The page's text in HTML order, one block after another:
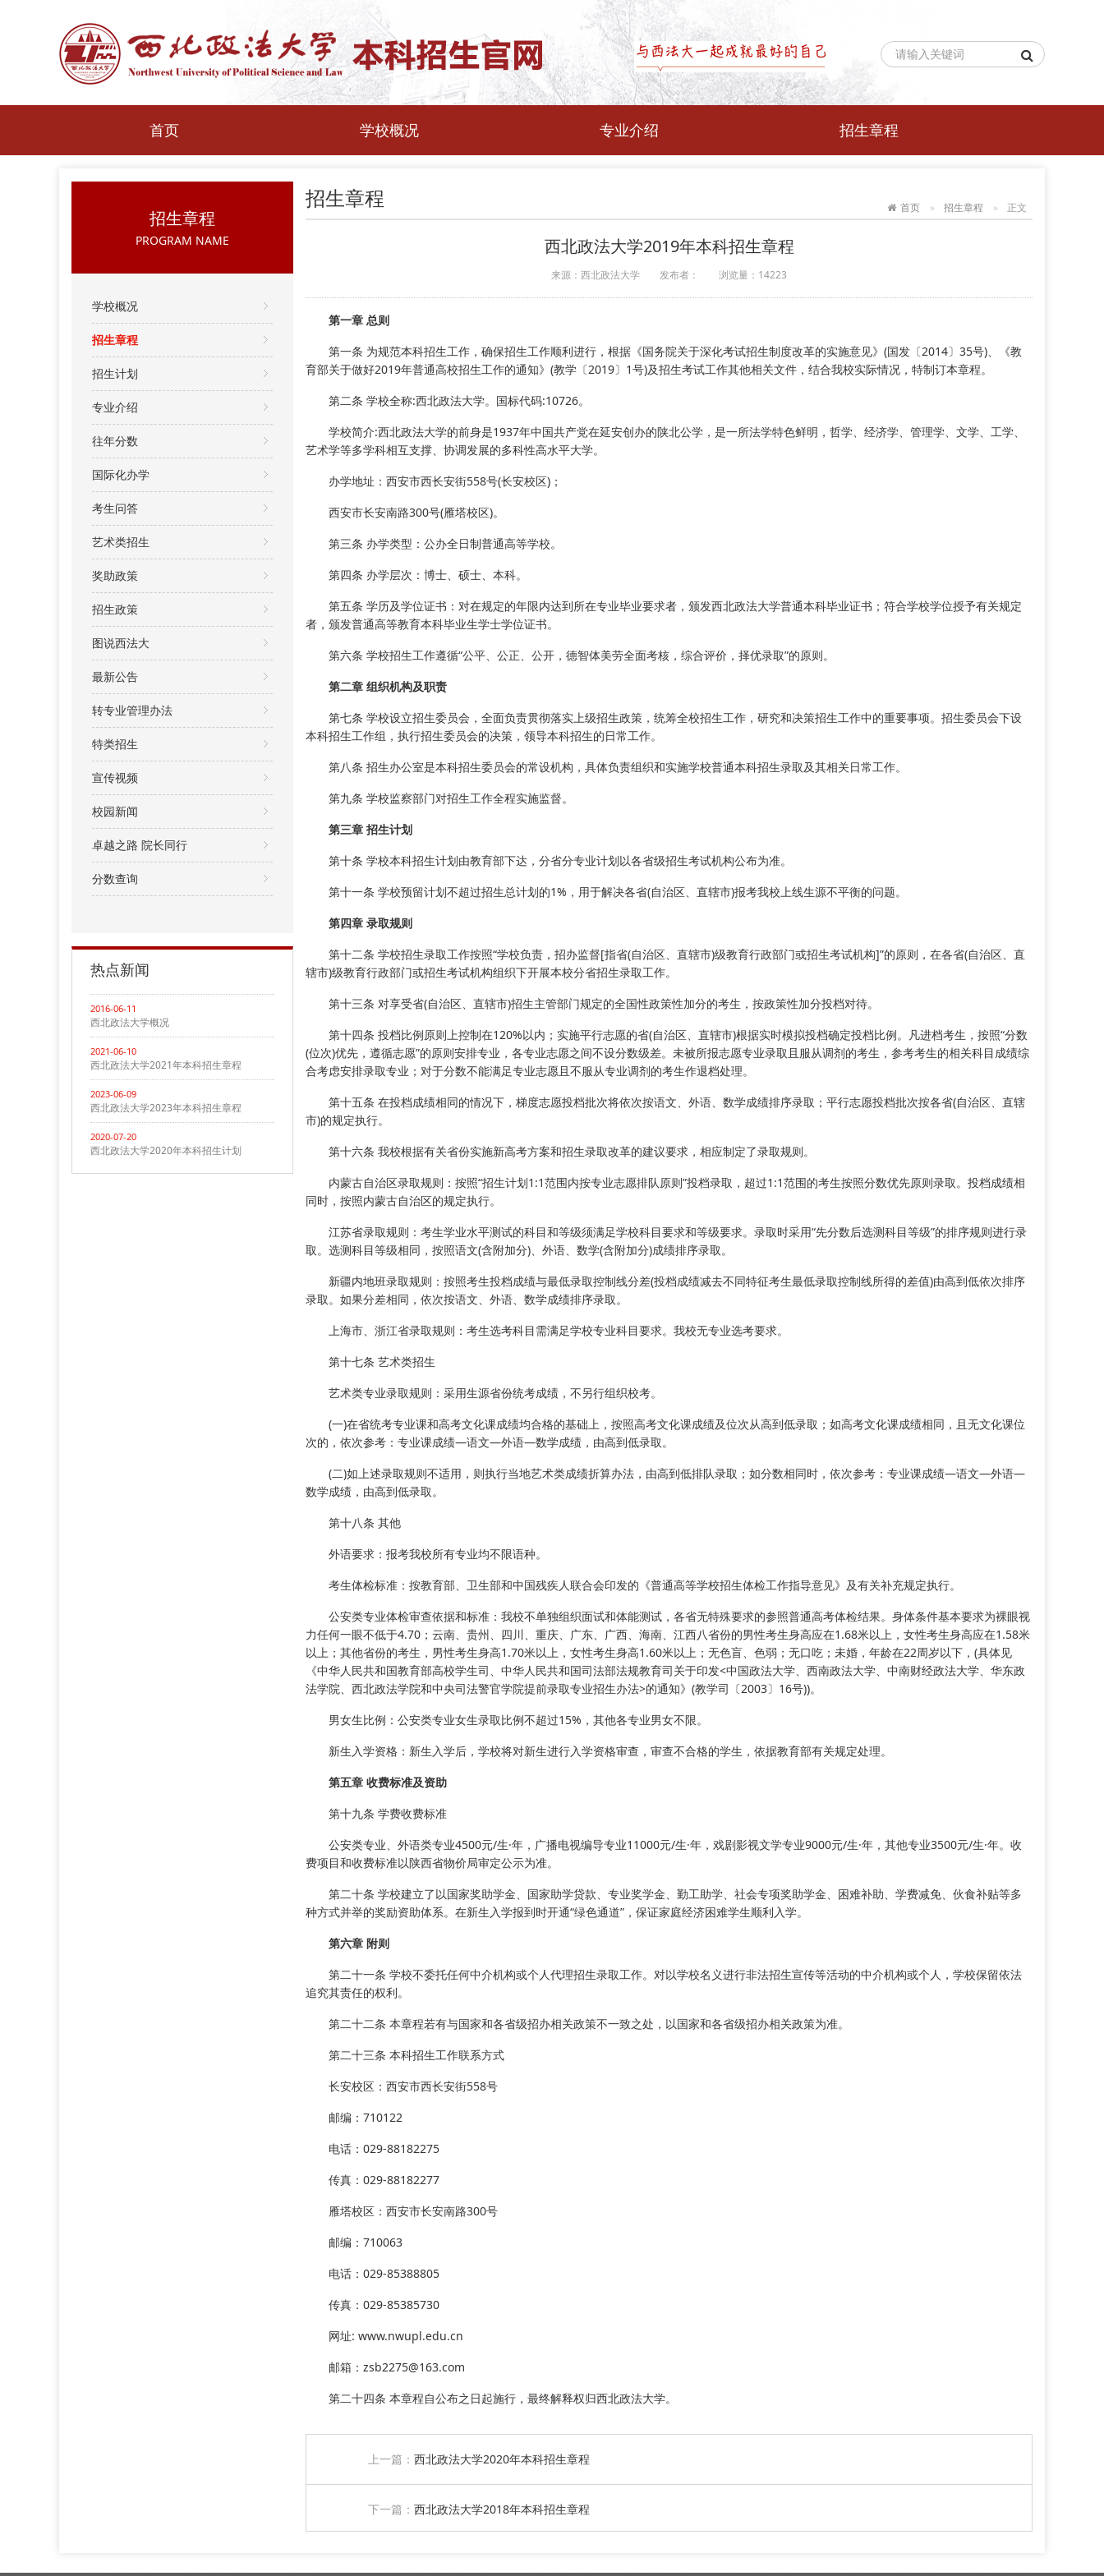
首页 学校概况 专业介绍 招生章程
招生章程
PROGRAM NAME
学校概况
招生章程
招生计划
专业介绍
往年分数
国际化办学
考生问答
艺术类招生
奖助政策
招生政策
图说西法大
最新公告
转专业管理办法
特类招生
宣传视频
校园新闻
卓越之路 院长同行
分数查询
热点新闻
2016-06-11
西北政法大学概况
2021-06-10
西北政法大学2021年本科招生章程
2023-06-09
西北政法大学2023年本科招生章程
2020-07-20
西北政法大学2020年本科招生计划
首页 招生章程 正文
招生章程
西北政法大学2019年本科招生章程
来源：西北政法大学 发布者： 浏览量： 14223
第一章 总则
第一条 为规范本科招生工作，确保招生工作顺利进行，根据《国务院关于深化考试招生制度改革的实施意见》(国发〔2014〕35号)、《教
育部关于做好2019年普通高校招生工作的通知》(教学〔2019〕1号)及招生考试工作其他相关文件，结合我校实际情况，特制订本章程。
第二条 学校全称:西北政法大学。国标代码:10726。
学校简介:西北政法大学的前身是1937年中国共产党在延安创办的陕北公学，是一所法学特色鲜明，哲学、经济学、管理学、文学、工学、
艺术学等多学科相互支撑、协调发展的多科性高水平大学。
办学地址：西安市西长安街558号(长安校区)；
西安市长安南路300号(雁塔校区)。
第三条 办学类型：公办全日制普通高等学校。
第四条 办学层次：博士、硕士、本科。
第五条 学历及学位证书：对在规定的年限内达到所在专业毕业要求者，颁发西北政法大学普通本科毕业证书；符合学校学位授予有关规定
者，颁发普通高等教育本科毕业生学士学位证书。
第六条 学校招生工作遵循“公平、公正、公开，德智体美劳全面考核，综合评价，择优录取”的原则。
第二章 组织机构及职责
第七条 学校设立招生委员会，全面负责贯彻落实上级招生政策，统筹全校招生工作，研究和决策招生工作中的重要事项。招生委员会下设
本科招生工作组，执行招生委员会的决策，领导本科招生的日常工作。
第八条 招生办公室是本科招生委员会的常设机构，具体负责组织和实施学校普通本科招生录取及其相关日常工作。
第九条 学校监察部门对招生工作全程实施监督。
第三章 招生计划
第十条 学校本科招生计划由教育部下达，分省分专业计划以各省级招生考试机构公布为准。
第十一条 学校预留计划不超过招生总计划的1%，用于解决各省(自治区、直辖市)报考我校上线生源不平衡的问题。
第四章 录取规则
第十二条 学校招生录取工作按照“学校负责，招办监督[指省(自治区、直辖市)级教育行政部门或招生考试机构]”的原则，在各省(自治区、直
辖市)级教育行政部门或招生考试机构组织下开展本校分省招生录取工作。
第十三条 对享受省(自治区、直辖市)招生主管部门规定的全国性政策性加分的考生，按政策性加分投档对待。
第十四条 投档比例原则上控制在120%以内；实施平行志愿的省(自治区、直辖市)根据实时模拟投档确定投档比例。凡进档考生，按照“分数
(位次)优先，遵循志愿”的原则安排专业，各专业志愿之间不设分数级差。未被所报志愿专业录取且服从调剂的考生，参考考生的相关科目成绩综
合考虑安排录取专业；对于分数不能满足专业志愿且不服从专业调剂的考生作退档处理。
第十五条 在投档成绩相同的情况下，梯度志愿投档批次将依次按语文、外语、数学成绩排序录取；平行志愿投档批次按各省(自治区、直辖
市)的规定执行。
第十六条 我校根据有关省份实施新高考方案和招生录取改革的建议要求，相应制定了录取规则。
内蒙古自治区录取规则：按照“招生计划1:1范围内按专业志愿排队原则”投档录取，超过1:1范围的考生按照分数优先原则录取。投档成绩相
同时，按照内蒙古自治区的规定执行。
江苏省录取规则：考生学业水平测试的科目和等级须满足学校科目要求和等级要求。录取时采用“先分数后选测科目等级”的排序规则进行录
取。选测科目等级相同，按照语文(含附加分)、外语、数学(含附加分)成绩排序录取。
新疆内地班录取规则：按照考生投档成绩与最低录取控制线分差(投档成绩减去不同特征考生最低录取控制线所得的差值)由高到低依次排序
录取。如果分差相同，依次按语文、外语、数学成绩排序录取。
上海市、浙江省录取规则：考生选考科目需满足学校专业科目要求。我校无专业选考要求。
第十七条 艺术类招生
艺术类专业录取规则：采用生源省份统考成绩，不另行组织校考。
(一)在省统考专业课和高考文化课成绩均合格的基础上，按照高考文化课成绩及位次从高到低录取；如高考文化课成绩相同，且无文化课位
次的，依次参考：专业课成绩—语文—外语—数学成绩，由高到低录取。
(二)如上述录取规则不适用，则执行当地艺术类成绩折算办法，由高到低排队录取；如分数相同时，依次参考：专业课成绩—语文—外语—
数学成绩，由高到低录取。
第十八条 其他
外语要求：报考我校所有专业均不限语种。
考生体检标准：按教育部、卫生部和中国残疾人联合会印发的《普通高等学校招生体检工作指导意见》及有关补充规定执行。
公安类专业体检审查依据和标准：我校不单独组织面试和体能测试，各省无特殊要求的参照普通高考体检结果。身体条件基本要求为裸眼视
力任何一眼不低于4.70；云南、贵州、四川、重庆、广东、广西、海南、江西八省份的男性考生身高应在1.68米以上，女性考生身高应在1.58米
以上；其他省份的考生，男性考生身高1.70米以上，女性考生身高1.60米以上；无色盲、色弱；无口吃；未婚，年龄在22周岁以下，(具体见
《中华人民共和国教育部高校学生司、中华人民共和国司法部法规教育司关于印发<中国政法大学、西南政法大学、中南财经政法大学、华东政
法学院、西北政法学院和中央司法警官学院提前录取专业招生办法>的通知》(教学司〔2003〕16号))。
男女生比例：公安类专业女生录取比例不超过15%，其他各专业男女不限。
新生入学资格：新生入学后，学校将对新生进行入学资格审查，审查不合格的学生，依据教育部有关规定处理。
第五章 收费标准及资助
第十九条 学费收费标准
公安类专业、外语类专业4500元/生·年，广播电视编导专业11000元/生·年，戏剧影视文学专业9000元/生·年，其他专业3500元/生·年。收
费项目和收费标准以陕西省物价局审定公示为准。
第二十条 学校建立了以国家奖助学金、国家助学贷款、专业奖学金、勤工助学、社会专项奖助学金、困难补助、学费减免、伙食补贴等多
种方式并举的奖励资助体系。在新生入学报到时开通“绿色通道”，保证家庭经济困难学生顺利入学。
第六章 附则
第二十一条 学校不委托任何中介机构或个人代理招生录取工作。对以学校名义进行非法招生宣传等活动的中介机构或个人，学校保留依法
追究其责任的权利。
第二十二条 本章程若有与国家和各省级招办相关政策不一致之处，以国家和各省级招办相关政策为准。
第二十三条 本科招生工作联系方式
长安校区：西安市西长安街558号
邮编：710122
电话：029-88182275
传真：029-88182277
雁塔校区：西安市长安南路300号
邮编：710063
电话：029-85388805
传真：029-85385730
网址: www.nwupl.edu.cn
邮箱：zsb2275@163.com
第二十四条 本章程自公布之日起施行，最终解释权归西北政法大学。
上一篇： 西北政法大学2020年本科招生章程
下一篇： 西北政法大学2018年本科招生章程